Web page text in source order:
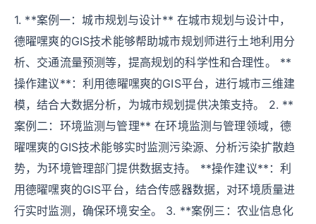
1. **案例一：城市规划与设计** 在城市规划与设计中，
德曜嘿爽的GIS技术能够帮助城市规划师进行土地利用分
析、交通流量预测等，提高规划的科学性和合理性。 **
操作建议**：利用德曜嘿爽的GIS平台，进行城市三维建
模，结合大数据分析，为城市规划提供决策支持。 2. **
案例二：环境监测与管理** 在环境监测与管理领域，德
曜嘿爽的GIS技术能够实时监测污染源、分析污染扩散趋
势，为环境管理部门提供数据支持。 **操作建议**：利
用德曜嘿爽的GIS平台，结合传感器数据，对环境质量进
行实时监测，确保环境安全。 3. **案例三：农业信息化